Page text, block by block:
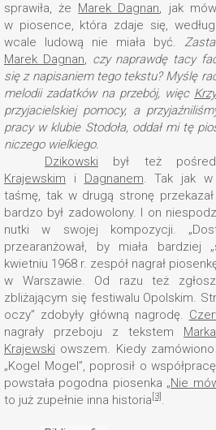
sprawiła, że Marek Dagnan, jak
w piosence, która zdaje się,
wcale ludową nie miała być.
Marek Dagnan, czy naprawdę tacy
się z napisaniem tego tekstu? Myślę
melodii zadatków na przebój, więc
przyjacielskiej pomocy, a
pracy w klubie Stodoła, oddał mi tę
niczego wielkiego.
Dzikowski był też
Krajewskim i Dagnanem. Tak jak w
taśmę, tak w drugą stronę
bardzo był zadowolony. I on
nutki w swojej kompozycji.
przearanżował, by miała bardziej
kwietniu 1968 r. zespół nagrał
w Warszawie. Od razu też
zbliżającym się festiwalu Opolskim.
oczy” zdobyły główną nagrodę.
nagrały przeboju z tekstem
Krajewski owszem. Kiedy
„Kogel Mogel”, poprosił o
powstała pogodna piosenka „Nie
to już zupełnie inna historia [3] .